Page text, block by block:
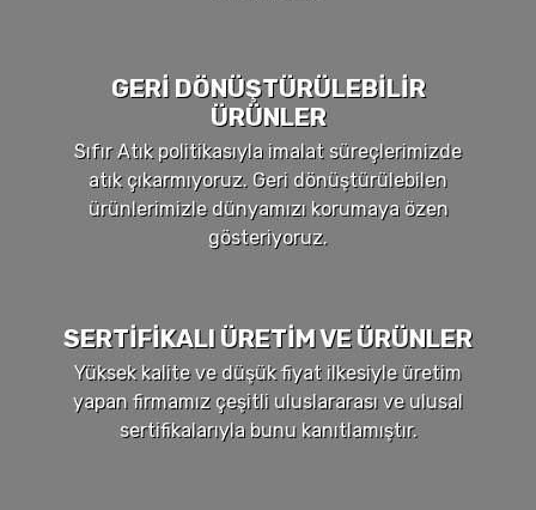
GERI DÖNÜŞTÜRÜLEBILIR
ÜRÜNLER
Sıfır Atık politikasıyla imalat süreçlerimizde
atık çıkarmıyoruz. Geri dönüştürülebilen
ürünlerimizle dünyamızı korumaya özen
gösteriyoruz.
SERTIFIKALI ÜRETIM VE ÜRÜNLER
Yüksek kalite ve düşük fiyat ilkesiyle üretim
yapan firmamız çeşitli uluslararası ve ulusal
sertifikalarıyla bunu kanıtlamıştır.